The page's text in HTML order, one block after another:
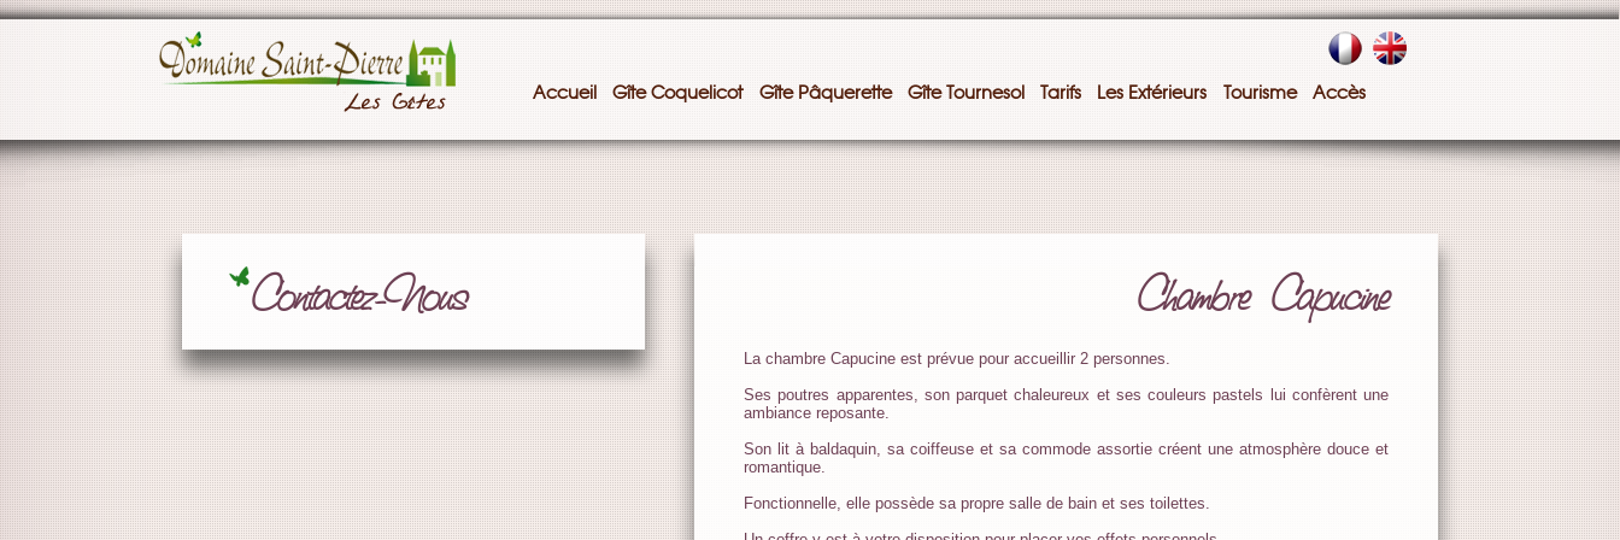
Accueil Gîte Coquelicot Gîte Pâquerette Gîte Tournesol Tarifs Les Extérieurs Tourisme Accès
Chambre Capucine
La chambre Capucine est prévue pour accueillir 2 personnes.
Ses poutres apparentes, son parquet chaleureux et ses couleurs pastels lui confèrent une
ambiance reposante.
Son lit à baldaquin, sa coiffeuse et sa commode assortie créent une atmosphère douce et
romantique.
Fonctionnelle, elle possède sa propre salle de bain et ses toilettes.
Contactez-Nous